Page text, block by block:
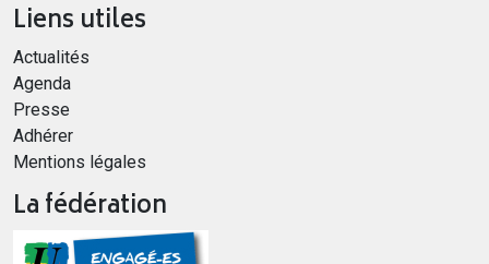
Liens utiles
Actualités
Agenda
Presse
Adhérer
Mentions légales
La fédération